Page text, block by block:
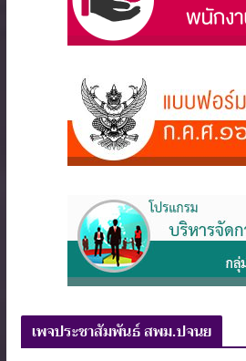
เพจประชาสัมพันธ์ สพม.ปจนย